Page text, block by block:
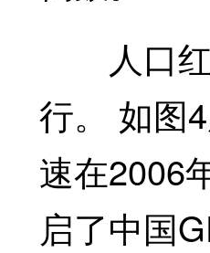
人口红
行。 如图
速在2006
启了中国